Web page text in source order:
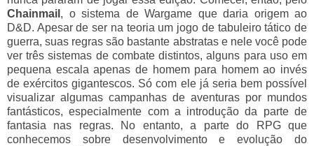
Chainmail , o sistema de Wargame que daria origem ao
D&D. Apesar de ser na teoria um jogo de tabuleiro tático de
guerra, suas regras são bastante abstratas e nele você pode
ver três sistemas de combate distintos, alguns para uso em
pequena escala apenas de homem para homem ao invés
de exércitos gigantescos. Só com ele já seria bem possível
visualizar algumas campanhas de aventuras por mundos
fantásticos, especialmente com a introdução da parte de
fantasia nas regras. No entanto, a parte do RPG que
conhecemos sobre desenvolvimento e evolução do